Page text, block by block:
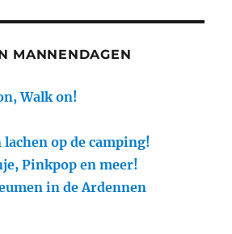
MANNENDAGEN
Walk on!
lachen op de camping!
Pinkpop en meer!
in de Ardennen